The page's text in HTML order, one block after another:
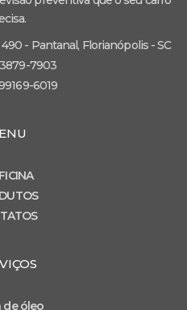
- Pantanal, Florianópolis - SC
7903
6019
de óleo